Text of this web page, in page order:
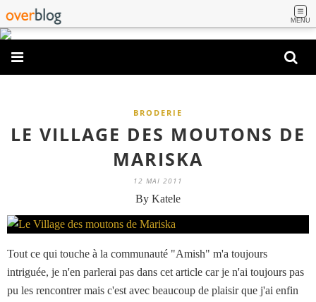
MENU
BRODERIE
LE VILLAGE DES MOUTONS DE
MARISKA
12 MAI 2011
By Katele
Tout ce qui touche à la communauté "Amish" m'a toujours
intriguée, je n'en parlerai pas dans cet article car je n'ai toujours pas
pu les rencontrer mais c'est avec beaucoup de plaisir que j'ai enfin